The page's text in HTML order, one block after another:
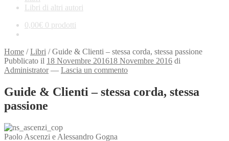
Libri di altri autori
0,00€ 0 prodotti
Home /Libri /Guide & Clienti – stessa corda, stessa passione
Pubblicato il 18 Novembre 201618 Novembre 2016 di
Administrator — Lascia un commento
Guide & Clienti – stessa corda, stessa
passione
Paolo Ascenzi e Alessandro Gogna